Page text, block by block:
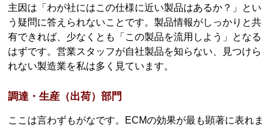
主因は「わが社にはこの仕様に近い製品はあるか？」とい
う疑問に答えられないことです。製品情報がしっかりと共
有できれば、少なくとも「この製品を流用しよう」となる
はずです。営業スタッフが自社製品を知らない、見つけら
れない製造業を私は多く見ています。
調達・生産（出荷）部門
ここは言わずもがなです。ECMの効果が最も顕著に表れま